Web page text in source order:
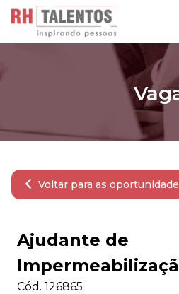
Voltar para as
Ajudante de
Cód. 126865